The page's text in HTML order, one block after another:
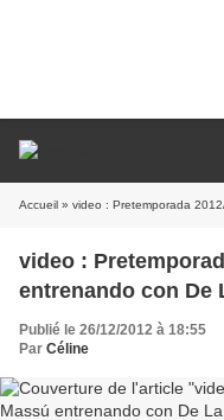
Accueil » video : Pretemporada 2012/2013
video :
entrenando con De
Publié le 26/12/2012 à 18:55
Par Céline